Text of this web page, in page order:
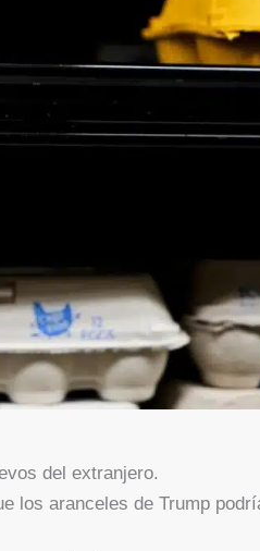
del extranjero.
los aranceles de Trump